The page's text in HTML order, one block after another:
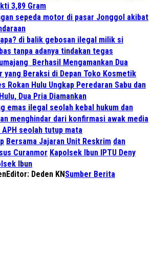
3,89 Gram
sepeda motor di pasar Jonggol akibat
di balik gebosan ilegal milik si
tanpa adanya tindakan tegas
Berhasil Mengamankan Dua
yang Beraksi di Depan Toko Kosmetik
Rokan Hulu Ungkap Peredaran Sabu dan
Dua Pria Diamankan
emas ilegal seolah kebal hukum dan
menghindar dari konfirmasi awak media
seolah tutup mata
Bersama Jajaran Unit Reskrim dan
Curanmor Kapolsek Ibun IPTU Deny
Ibun
Editor: Deden KNSumber Berita